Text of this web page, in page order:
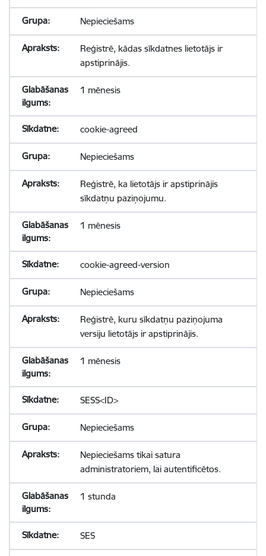
Nepieciešams
Reģistrē, kādas sīkdatnes lietotājs ir
apstiprinājis.
1 mēnesis
cookie-agreed
Nepieciešams
Reģistrē, ka lietotājs ir apstiprinājis
sīkdatņu paziņojumu.
1 mēnesis
cookie-agreed-version
Nepieciešams
Reģistrē, kuru sīkdatņu paziņojuma
versiju lietotājs ir apstiprinājis.
1 mēnesis
SESS<ID>
Nepieciešams
Nepieciešams tikai satura
administratoriem, lai autentificētos.
1 stunda
SES